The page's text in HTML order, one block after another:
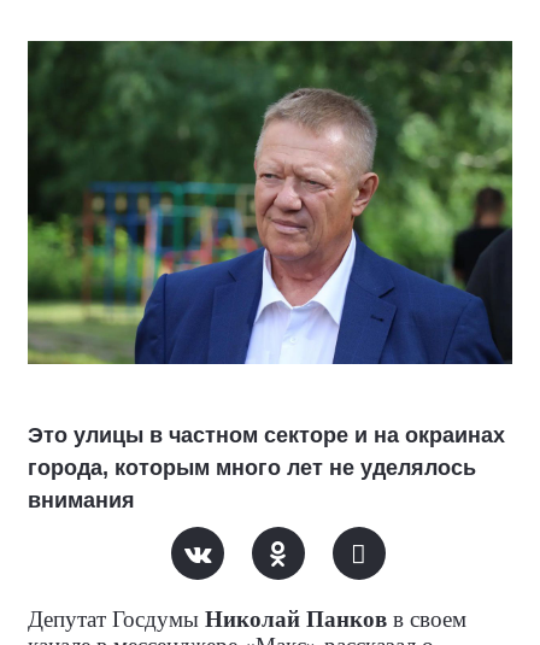
Это улицы в частном секторе и на окраинах
города, которым много лет не уделялось
внимания
Депутат Госдумы Николай Панков в своем